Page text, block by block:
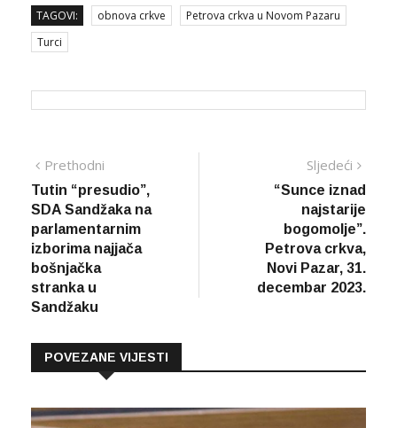
TAGOVI: obnova crkve
Petrova crkva u Novom Pazaru
Turci
Navigacija
članaka
Prethodni
vijest
Tutin “presudio”,
SDA Sandžaka na
parlamentarnim
izborima najjača
bošnjačka
stranka u
Sandžaku
Sljedeći
“Sunce iznad
najstarije
bogomolje”.
Petrova crkva,
Novi Pazar, 31.
decembar 2023.
POVEZANE VIJESTI